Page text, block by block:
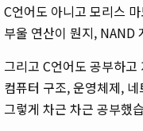
C언어도 아니고 모리스
부울 연산이 뭔지, NAND
그리고 C언어도 공부하
컴퓨터 구조, 운영체제,
그렇게 차근 차근 공부했